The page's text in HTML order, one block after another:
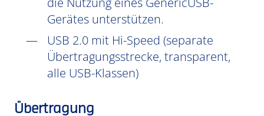
Gerätes unterstützen.
USB 2.0 mit Hi-Speed (separate
Übertragungsstrecke, transparent,
alle USB-Klassen)
Übertragung